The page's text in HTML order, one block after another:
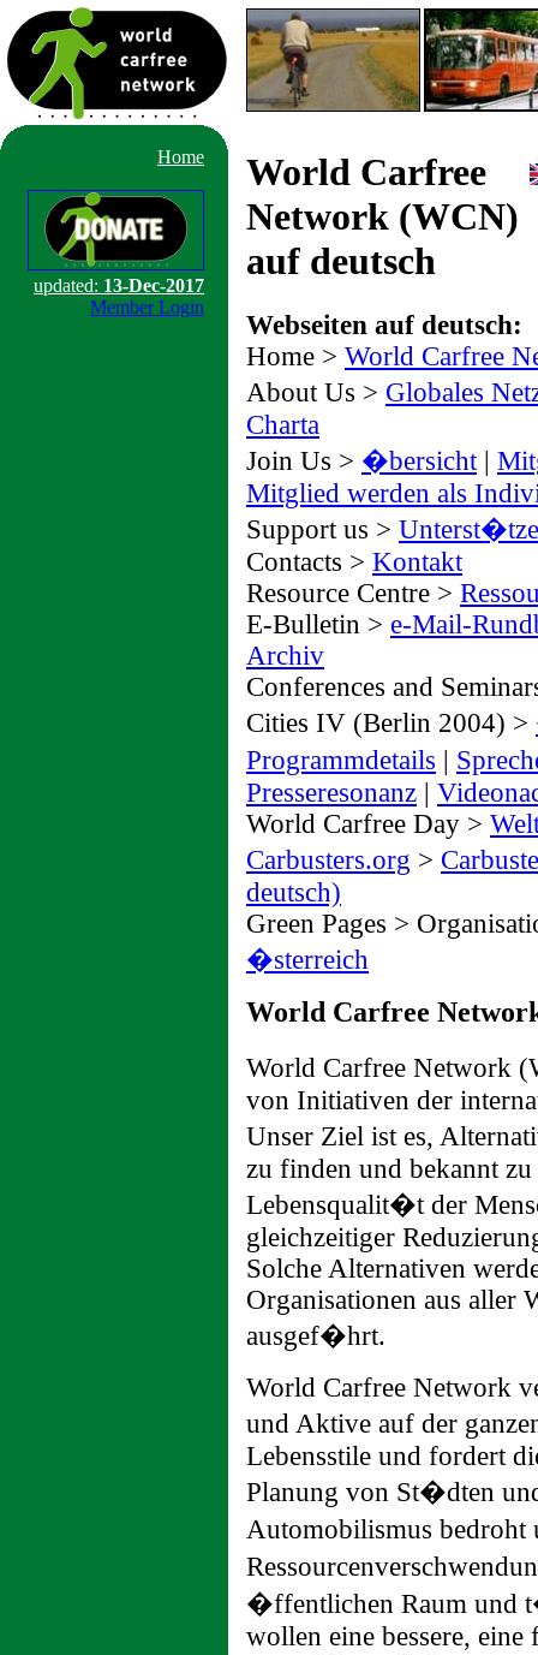
Home
updated: 13-Dec-2017
Member Login
World Carfree
Network (WCN)
auf deutsch
Webseiten auf deutsch:
Home > World Carfree
About Us > Globales
Charta
Join Us > �bersicht |
Mitglied werden als
Support us >
Contacts > Kontakt
Resource Centre >
E-Bulletin > e-Mail-
Archiv
Conferences and
Cities IV (Berlin 2004) >
Programmdetails |
Presseresonanz |
World Carfree Day >
Carbusters.org >
deutsch)
Green Pages >
�sterreich
World Carfree
World Carfree Network
von Initiativen der
Unser Ziel ist es,
zu finden und bekannt
Lebensqualit�t der
gleichzeitiger
Solche Alternativen
Organisationen aus aller
ausgef�hrt.
World Carfree Network
und Aktive auf der
Lebensstile und fordert
Planung von St�dten
Automobilismus
�ffentlichen Raum und
wollen eine bessere,